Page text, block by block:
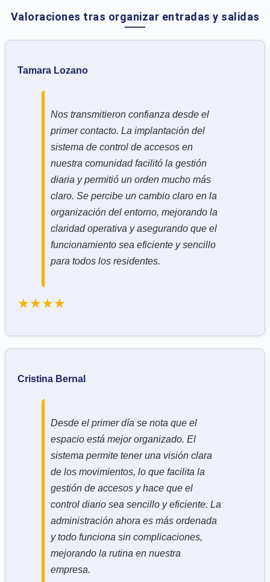
Valoraciones tras organizar entradas y salidas
Tamara Lozano
Nos transmitieron confianza desde el
primer contacto. La implantación del
sistema de control de accesos en
nuestra comunidad facilitó la gestión
diaria y permitió un orden mucho más
claro. Se percibe un cambio claro en la
organización del entorno, mejorando la
claridad operativa y asegurando que el
funcionamiento sea eficiente y sencillo
para todos los residentes.
★★★★
Cristina Bernal
Desde el primer día se nota que el
espacio está mejor organizado. El
sistema permite tener una visión clara
de los movimientos, lo que facilita la
gestión de accesos y hace que el
control diario sea sencillo y eficiente. La
administración ahora es más ordenada
y todo funciona sin complicaciones,
mejorando la rutina en nuestra
empresa.